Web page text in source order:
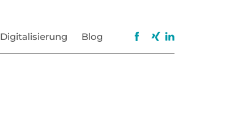
Digitalisierung Blog